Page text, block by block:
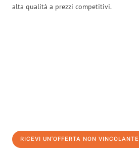
alta qualità a prezzi competitivi.
RICEVI UN'OFFERTA NON VINCOLANTE